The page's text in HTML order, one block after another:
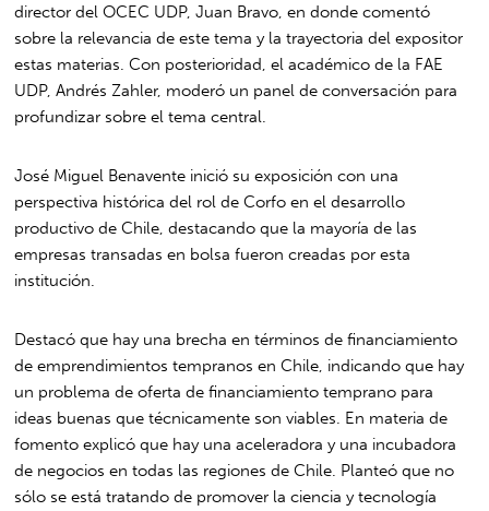
director del OCEC UDP, Juan Bravo, en donde comentó
sobre la relevancia de este tema y la trayectoria del expositor
estas materias. Con posterioridad, el académico de la FAE
UDP, Andrés Zahler, moderó un panel de conversación para
profundizar sobre el tema central.
José Miguel Benavente inició su exposición con una
perspectiva histórica del rol de Corfo en el desarrollo
productivo de Chile, destacando que la mayoría de las
empresas transadas en bolsa fueron creadas por esta
institución.
Destacó que hay una brecha en términos de financiamiento
de emprendimientos tempranos en Chile, indicando que hay
un problema de oferta de financiamiento temprano para
ideas buenas que técnicamente son viables. En materia de
fomento explicó que hay una aceleradora y una incubadora
de negocios en todas las regiones de Chile. Planteó que no
sólo se está tratando de promover la ciencia y tecnología